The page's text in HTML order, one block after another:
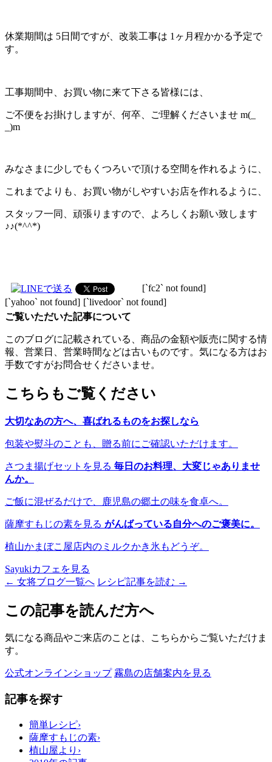
休業期間は 5日間ですが、改装工事は 1ヶ月程かかる予定で
す。
工事期間中、お買い物に来て下さる皆様には、
ご不便をお掛けしますが、何卒、ご理解くださいませ m(_
_)m
みなさまに少しでもくつろいで頂ける空間を作れるように、
これまでよりも、お買い物がしやすいお店を作れるように、
スタッフ一同、頑張りますので、よろしくお願い致します
♪♪(*^^*)
[`fc2` not found]
[`yahoo` not found] [`livedoor` not found]
ご覧いただいた記事について
このブログに記載されている、商品の金額や販売に関する情
報、営業日、営業時間などは古いものです。気になる方はお
手数ですがお問合せくださいませ。
こちらもご覧ください
大切なあの方へ、喜ばれるものをお探しなら
包装や熨斗のことも、贈る前にご確認いただけます。
さつま揚げセットを見る 毎日のお料理、大変じゃありませ
んか。
ご飯に混ぜるだけで、鹿児島の郷土の味を食卓へ。
薩摩すもじの素を見る がんばっている自分へのご褒美に。
植山かまぼこ屋店内のミルクかき氷もどうぞ。
Sayukiカフェを見る
← 女将ブログ一覧へ レシピ記事を読む →
この記事を読んだ方へ
気になる商品やご来店のことは、こちらからご覧いただけま
す。
公式オンラインショップ 霧島の店舗案内を見る
記事を探す
簡単レシピ›
薩摩すもじの素›
植山屋より ›